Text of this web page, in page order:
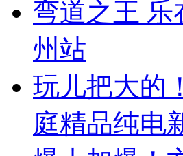
弯道之王
州站
玩儿把大的
庭精品纯电